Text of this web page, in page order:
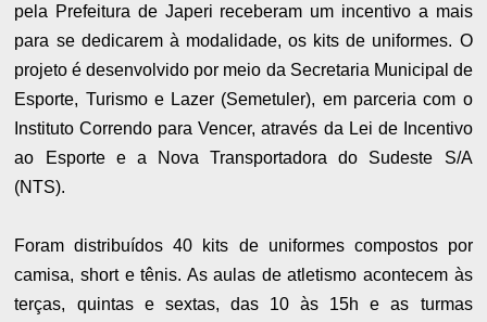
pela Prefeitura de Japeri receberam um incentivo a mais
para se dedicarem à modalidade, os kits de uniformes. O
projeto é desenvolvido por meio da Secretaria Municipal de
Esporte, Turismo e Lazer (Semetuler), em parceria com o
Instituto Correndo para Vencer, através da Lei de Incentivo
ao Esporte e a Nova Transportadora do Sudeste S/A
(NTS).
Foram distribuídos 40 kits de uniformes compostos por
camisa, short e tênis. As aulas de atletismo acontecem às
terças, quintas e sextas, das 10 às 15h e as turmas